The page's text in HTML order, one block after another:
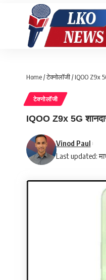
Home/टेक्नोलॉजी/IQOO Z9x
टेक्नोलॉजी
IQOO Z9x 5G
Last updated:
Vinod Paul